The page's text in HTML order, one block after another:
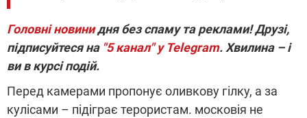
Головні новинидня без спаму та реклами! Друзі,
підписуйтеся на "5 канал" у Telegram. Хвилина – і
ви в курсі подій.
Перед камерами пропонує оливкову гілку, а за
кулісами – підіграє терористам. московія не